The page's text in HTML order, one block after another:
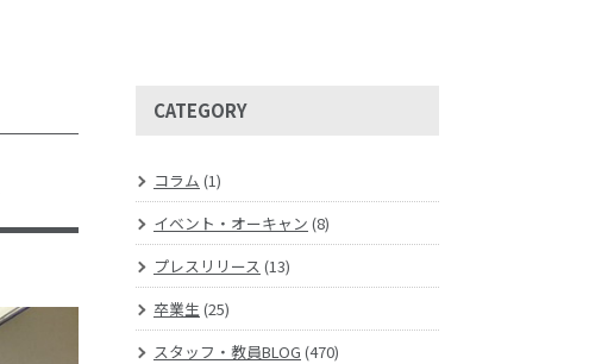
CATEGORY
コラム (1)
イベント・オーキャン (8)
プレスリリース (13)
卒業生(25)
スタッフ・教員BLOG (470)